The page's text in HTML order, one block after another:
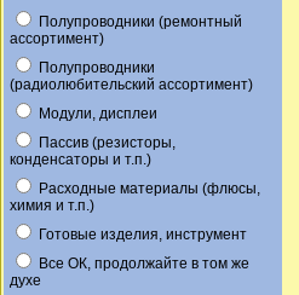
Полупроводники (ремонтный
ассортимент)
Полупроводники
(радиолюбительский ассортимент)
Модули, дисплеи
Пассив (резисторы,
конденсаторы и т.п.)
Расходные материалы (флюсы,
химия и т.п.)
Готовые изделия, инструмент
Все ОК, продолжайте в том же
духе